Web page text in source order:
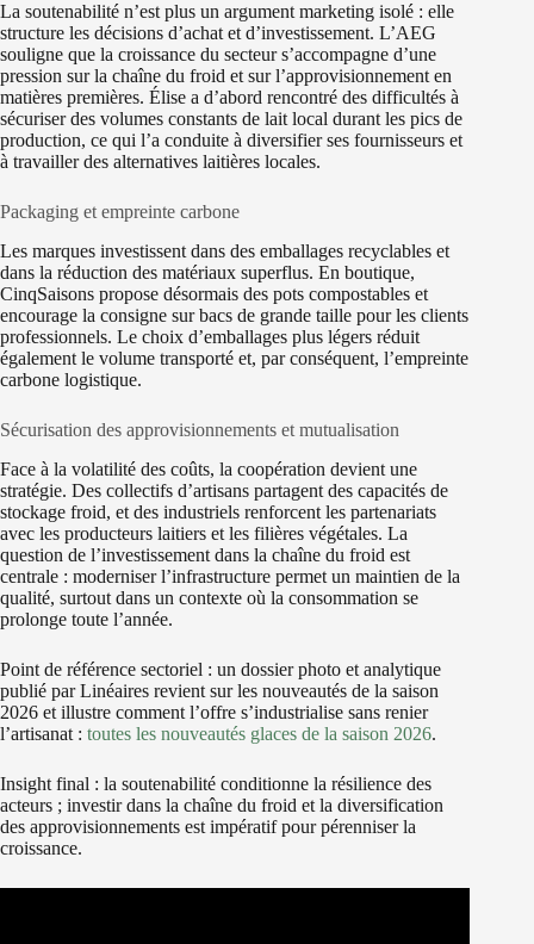
La soutenabilité n’est plus un argument marketing isolé : elle
structure les décisions d’achat et d’investissement. L’AEG
souligne que la croissance du secteur s’accompagne d’une
pression sur la chaîne du froid et sur l’approvisionnement en
matières premières. Élise a d’abord rencontré des difficultés à
sécuriser des volumes constants de lait local durant les pics de
production, ce qui l’a conduite à diversifier ses fournisseurs et
à travailler des alternatives laitières locales.
Packaging et empreinte carbone
Les marques investissent dans des emballages recyclables et
dans la réduction des matériaux superflus. En boutique,
CinqSaisons propose désormais des pots compostables et
encourage la consigne sur bacs de grande taille pour les clients
professionnels. Le choix d’emballages plus légers réduit
également le volume transporté et, par conséquent, l’empreinte
carbone logistique.
Sécurisation des approvisionnements et mutualisation
Face à la volatilité des coûts, la coopération devient une
stratégie. Des collectifs d’artisans partagent des capacités de
stockage froid, et des industriels renforcent les partenariats
avec les producteurs laitiers et les filières végétales. La
question de l’investissement dans la chaîne du froid est
centrale : moderniser l’infrastructure permet un maintien de la
qualité, surtout dans un contexte où la consommation se
prolonge toute l’année.
Point de référence sectoriel : un dossier photo et analytique
publié par Linéaires revient sur les nouveautés de la saison
2026 et illustre comment l’offre s’industrialise sans renier
l’artisanat : toutes les nouveautés glaces de la saison 2026.
Insight final : la soutenabilité conditionne la résilience des
acteurs ; investir dans la chaîne du froid et la diversification
des approvisionnements est impératif pour pérenniser la
croissance.